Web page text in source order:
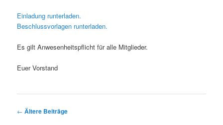
Einladung runterladen.
Beschlussvorlagen runterladen.
Es gilt Anwesenheitspflicht für alle Mitglieder.
Euer Vorstand
Beitragsnavigation
← Ältere Beiträge